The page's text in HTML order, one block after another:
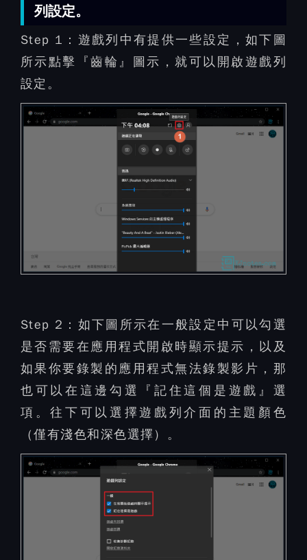
列設定。
Step 1： 遊戲列中有提供一些設定，如下圖
所示點擊『齒輪』圖示，就可以開啟遊戲列
設定。
Step 2： 如下圖所示在一般設定中可以勾選
是否需要在應用程式開啟時顯示提示，以及
如果你要錄製的應用程式無法錄製影片，那
也可以在這邊勾選『記住這個是遊戲』選
項。往下可以選擇遊戲列介面的主題顏色
（僅有淺色和深色選擇）。